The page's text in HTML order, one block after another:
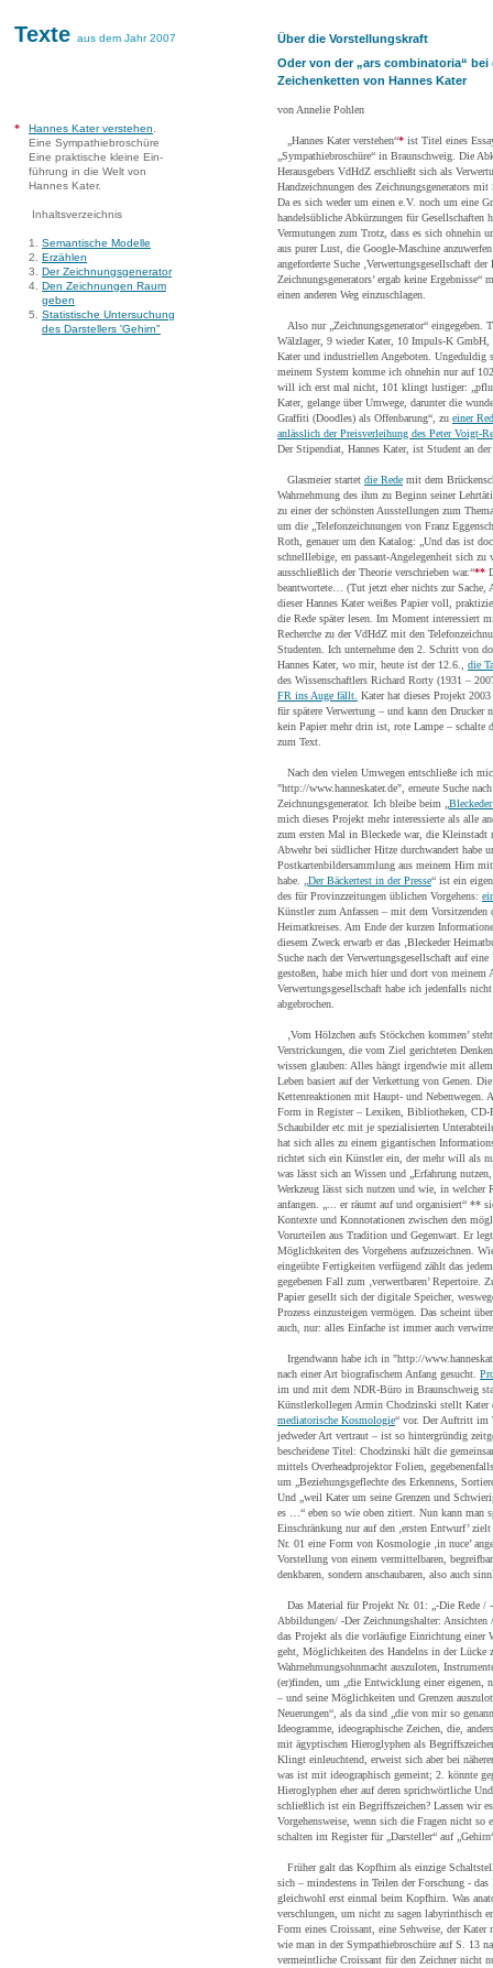
Texte aus dem Jahr 2007
Über die Vorstellungskraft
Oder von der „ars combinatoria“ bei
Zeichenketten von Hannes Kater
* Hannes Kater verstehen
Eine Sympathiebroschüre
Eine praktische kleine Ein-
führung in die Welt von
Hannes Kater.
Inhaltsverzeichnis
1. Semantische Modelle
2. Erzählen
3. Der Zeichnungsgenerator
4. Den Zeichnungen Raum
geben
5. Statistische Untersuchung
des Darstellers 'Gehirn"
von Annelie Pohlen
„Hannes Kater verstehen“* ist Titel eines
„Sympathiebroschüre“ in Braunschweig. Die
Herausgebers VdHdZ erschließt sich als
Handzeichnungen des Zeichnungsgenerators
Da es sich weder um einen e.V. noch um eine
handelsübliche Abkürzungen für Gesellschaften
Vermutungen zum Trotz, dass es sich ohnehin
aus purer Lust, die Google-Maschine
angeforderte Suche ‚Verwertungsgesellschaft der
Zeichnungsgenerators’ ergab keine Ergebnisse“
einen anderen Weg einzuschlagen.
Also nur „Zeichnungsgenerator“ eingegeben.
Wälzlager, 9 wieder Kater, 10 Impuls-K GmbH,
Kater und industriellen Angeboten. Ungeduldig
meinem System komme ich ohnehin nur auf
will ich erst mal nicht, 101 klingt lustiger:
Kater, gelange über Umwege, darunter die
Graffiti (Doodles) als Offenbarung“, zu einer
anlässlich der Preisverleihung des Peter Voigt-
Der Stipendiat, Hannes Kater, ist Student an
Glasmeier startet die Rede mit dem
Wahrnehmung des ihm zu Beginn seiner
zu einer der schönsten Ausstellungen zum
um die „Telefonzeichnungen von Franz
Roth, genauer um den Katalog: „Und das ist
schnelllebige, en passant-Angelegenheit sich zu
ausschließlich der Theorie verschrieben war.“**
beantwortete… (Tut jetzt eher nichts zur Sache,
dieser Hannes Kater weißes Papier voll,
die Rede später lesen. Im Moment interessiert
Recherche zu der VdHdZ mit den
Studenten. Ich unternehme den 2. Schritt von
Hannes Kater, wo mir, heute ist der 12.6., die
des Wissenschaftlers Richard Rorty (1931 –
FR ins Auge fällt. Kater hat dieses Projekt
für spätere Verwertung – und kann den Drucker
kein Papier mehr drin ist, rote Lampe – schalte
zum Text.
Nach den vielen Umwegen entschließe ich
"http://www.hanneskater.de", erneute Suche
Zeichnungsgenerator. Ich bleibe beim „
mich dieses Projekt mehr interessierte als alle
zum ersten Mal in Bleckede war, die
Abwehr bei südlicher Hitze durchwandert habe
Postkartenbildersammlung aus meinem Hirn
habe. „ Der Bäckertest in der Presse“ ist ein
des für Provinzzeitungen üblichen Vorgehens:
Künstler zum Anfassen – mit dem
Heimatkreises. Am Ende der kurzen
diesem Zweck erwarb er das ‚Bleckeder
Suche nach der Verwertungsgesellschaft auf
gestoßen, habe mich hier und dort von meinem
Verwertungsgesellschaft habe ich jedenfalls
abgebrochen.
‚Vom Hölzchen aufs Stöckchen kommen’
Verstrickungen, die vom Ziel gerichteten
wissen glauben: Alles hängt irgendwie mit
Leben basiert auf der Verkettung von Genen.
Kettenreaktionen mit Haupt- und Nebenwegen.
Form in Register – Lexiken, Bibliotheken, CD-
Schaubilder etc mit je spezialisierten
hat sich alles zu einem gigantischen
richtet sich ein Künstler ein, der mehr will als
was lässt sich an Wissen und „Erfahrung
Werkzeug lässt sich nutzen und wie, in welcher
anfangen. „... er räumt auf und organisiert“ **
Kontexte und Konnotationen zwischen den
Vorurteilen aus Tradition und Gegenwart. Er
Möglichkeiten des Vorgehens aufzuzeichnen.
eingeübte Fertigkeiten verfügend zählt das
gegebenen Fall zum ‚verwertbaren’ Repertoire.
Papier gesellt sich der digitale Speicher,
Prozess einzusteigen vermögen. Das scheint
auch, nur: alles Einfache ist immer auch
Irgendwann habe ich in "http://
nach einer Art biografischem Anfang gesucht.
im und mit dem NDR-Büro in Braunschweig
Künstlerkollegen Armin Chodzinski stellt Kater
mediatorische Kosmologie“ vor. Der Auftritt im
jedweder Art vertraut – ist so hintergründig
bescheidene Titel: Chodzinski hält die
mittels Overheadprojektor Folien,
um „Beziehungsgeflechte des Erkennens,
Und „weil Kater um seine Grenzen und
es …“ eben so wie oben zitiert. Nun kann man
Einschränkung nur auf den ‚ersten Entwurf’
Nr. 01 eine Form von Kosmologie ‚in nuce’
Vorstellung von einem vermittelbaren,
denkbaren, sondern anschaubaren, also auch
Das Material für Projekt Nr. 01: „-Die Rede /
Abbildungen/ -Der Zeichnungshalter:
das Projekt als die vorläufige Einrichtung einer
geht, Möglichkeiten des Handelns in der Lücke
Wahrnehmungsohnmacht auszuloten,
(er)finden, um „die Entwicklung einer eigenen,
– und seine Möglichkeiten und Grenzen
Neuerungen“, als da sind „die von mir so
Ideogramme, ideographische Zeichen, die,
mit ägyptischen Hieroglyphen als
Klingt einleuchtend, erweist sich aber bei
was ist mit ideographisch gemeint; 2. könnte
Hieroglyphen eher auf deren sprichwörtliche
schließlich ist ein Begriffszeichen? Lassen wir
Vorgehensweise, wenn sich die Fragen nicht so
schalten im Register für „Darsteller“ auf
Früher galt das Kopfhirn als einzige
sich – mindestens in Teilen der Forschung -
gleichwohl erst einmal beim Kopfhirn. Was
verschlungen, um nicht zu sagen labyrinthisch
Form eines Croissant, eine Sehweise, der
wie man in der Sympathiebroschüre auf S. 13
vermeintliche Croissant für den Zeichner nicht